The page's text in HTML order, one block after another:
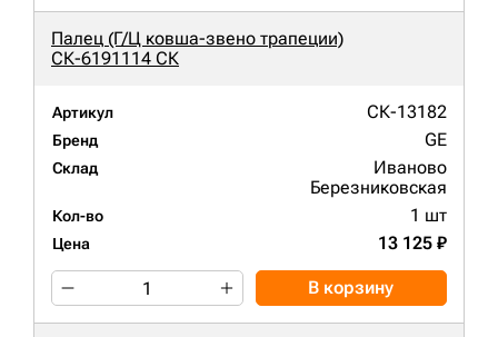
Палец (Г/Ц ковша-звено трапеции)
СК-6191114 СК
Артикул СК-13182
Бренд GE
Склад
Иваново
Березниковская
Кол-во 1 шт
Цена 13 125 ₽
В корзину